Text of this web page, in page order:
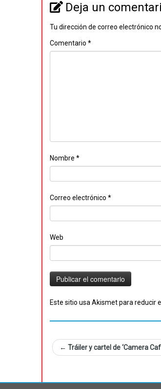
Deja un
Tu dirección de correo electrónico
Comentario *
Nombre *
Correo electrónico *
Web
Este sitio usa Akismet para reducir
← Tráiler y cartel de ‘Camera